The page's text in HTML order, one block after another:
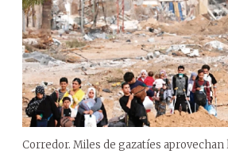
Corredor. Miles de gazatíes aprovechan